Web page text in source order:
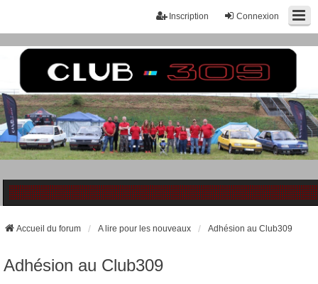
Connexion
Inscription
Accueil du forum A lire pour les nouveaux Adhésion au Club309
Adhésion au Club309